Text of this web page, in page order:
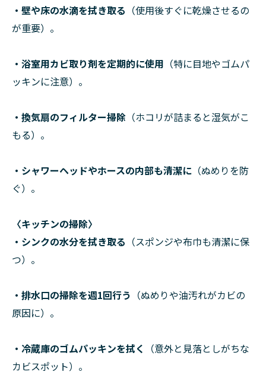
・壁や床の水滴を拭き取る （使用後すぐに乾燥させるの
が重要）。
・浴室用カビ取り剤を定期的に使用 （特に目地やゴムパ
ッキンに注意）。
・換気扇のフィルター掃除 （ホコリが詰まると湿気がこ
もる）。
・シャワーヘッドやホースの内部も清潔に （ぬめりを防
ぐ）。
〈キッチンの掃除〉
・シンクの水分を拭き取る （スポンジや布巾も清潔に保
つ）。
・排水口の掃除を週1回行う （ぬめりや油汚れがカビの
原因に）。
・冷蔵庫のゴムパッキンを拭く
（意外と見落としがちな
カビスポット）。